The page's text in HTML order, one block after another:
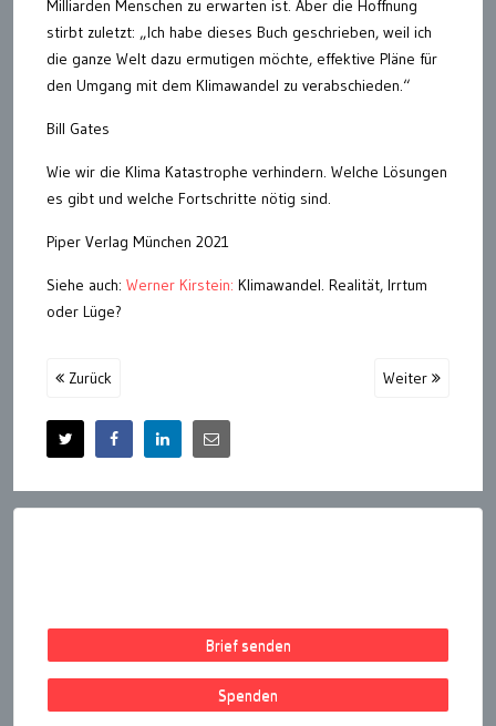
Milliarden Menschen zu erwarten ist. Aber die Hoffnung
stirbt zuletzt: „Ich habe dieses Buch geschrieben, weil ich
die ganze Welt dazu ermutigen möchte, effektive Pläne für
den Umgang mit dem Klimawandel zu verabschieden.“
Bill Gates
Wie wir die Klima Katastrophe verhindern. Welche Lösungen
es gibt und welche Fortschritte nötig sind.
Piper Verlag München 2021
Siehe auch: Werner Kirstein: Klimawandel. Realität, Irrtum
oder Lüge?
Zurück Weiter
Brief senden
Spenden